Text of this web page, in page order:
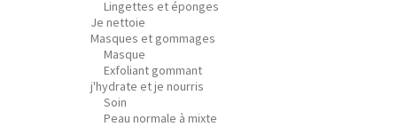
Lingettes et éponges
Je nettoie
Masques et gommages
Masque
Exfoliant gommant
j'hydrate et je nourris
Soin
Peau normale à mixte